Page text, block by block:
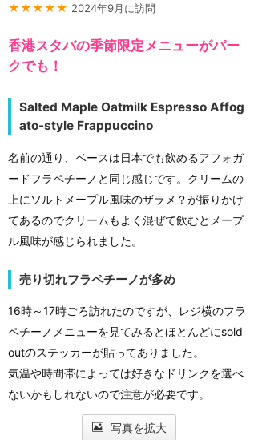
★★★★★ 2024年9月に訪問
香港スタバの季節限定メニューがパー
クでも！
Salted Maple Oatmilk Espresso Affog
ato-style Frappuccino
名前の通り、ベースは日本でも飲めるアフォガ
ードフラペチーノと同じ感じです。クリームの
上にソルトメープル風味のザラメ？が振りかけ
てあるのでクリームもよく混ぜて飲むとメープ
ル風味が感じられました。
売り切れフラペチーノが多め
16時～17時ごろ訪れたのですが、レジ横のフラ
ペチーノメニューを見てみるとほとんどにsold
outのステッカーが貼ってありました。
気温や時間帯によっては好きなドリンクを選べ
ないかもしれないので注意が必要です。
写真を拡大